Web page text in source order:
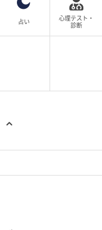
占い
心理テスト・
診断